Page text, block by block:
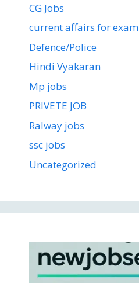
CG Jobs
current affairs for exam
Defence/Police
Hindi Vyakaran
Mp jobs
PRIVETE JOB
Ralway jobs
ssc jobs
Uncategorized